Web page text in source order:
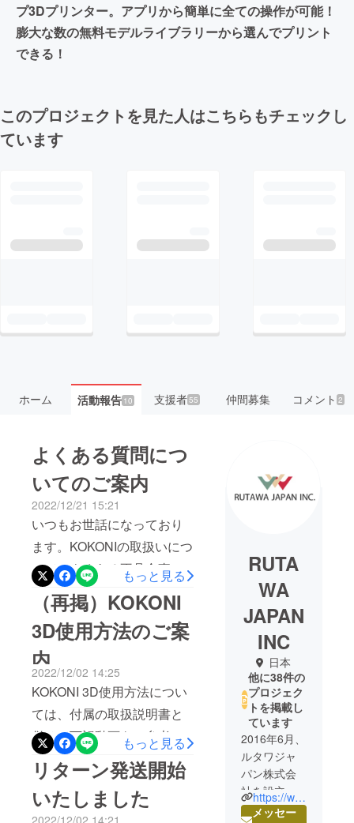
プ3Dプリンター。アプリから簡単に全ての操作が可能！
膨大な数の無料モデルライブラリーから選んでプリント
できる！
このプロジェクトを見た人はこちらもチェックし
ています
ホーム 活動報告10 支援者55 仲間募集 コメント 2
よくある質問につ
いてのご案内
2022/12/21 15:21
いつもお世話になっており
ます。KOKONIの取扱いにつ
いて、よくある不具合事象
の解決策を以下にてご案内
しております。
https://rutawa.tayori.com/q/in
q/category/68865/取扱いに
ついてお困りの際にお役立
ていただければと存じま
す。上記の対策をしても解
決しない場合は、弊社カス
タマーサポートまでお問合
せくださいませ。どうぞよ
ろしくお願いいたします。
もっと見る
（再掲）KOKONI
3D使用方法のご案
内
2022/12/02 14:25
KOKONI 3D使用方法につい
ては、付属の取扱説明書と
併せて下記動画をご参考く
ださいませ。▼ネットワー
ク接続方法
https://youtu.be/5kJ4IhnLrLY
もっと見る
リターン発送開始
いたしました
2022/12/02 14:21
RUTA
WA
JAPAN
INC
日本
他に38件の
プロジェク
トを掲載し
ています
2016年6月、
ルタワジャ
パン株式会
社を設立。
北米・ヨー
https://www.rutawa.com/
メッセー